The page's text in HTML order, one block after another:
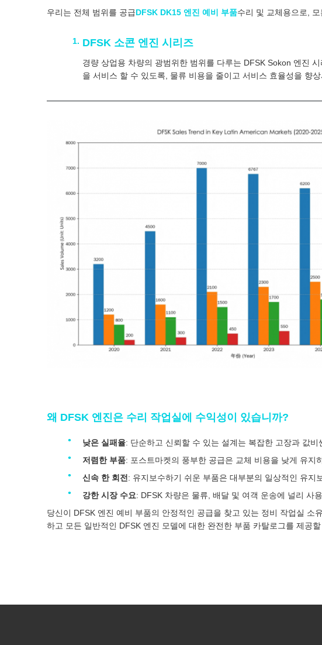
우리는 전체 범위를 공급DFSK DK15 엔진 예비 부품수리 및 교체용으로,
DFSK 소콘 엔진 시리즈
경량 상업용 차량의 광범위한 범위를 다루는 DFSK Sokon 엔진
을 서비스 할 수 있도록, 물류 비용을 줄이고 서비스 효율성을 향상
왜 DFSK 엔진은 수리 작업실에 수익성이 있습니까?
낮은 실패율: 단순하고 신뢰할 수 있는 설계는 복잡한 고장과 값
저렴한 부품: 포스트마켓의 풍부한 공급은 교체 비용을 낮게 유지
신속 한 회전 : 유지보수하기 쉬운 부품은 대부분의 일상적인 유지
강한 시장 수요: DFSK 차량은 물류, 배달 및 여객 운송에 널리 사
당신이 DFSK 엔진 예비 부품의 안정적인 공급을 찾고 있는 정비 작업실 소
하고 모든 일반적인 DFSK 엔진 모델에 대한 완전한 부품 카탈로그를 제공